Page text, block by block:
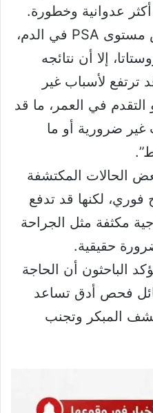
عدوانية وخطورة.
ويعتمد الفحص على قياس مستوى PSA في الدم،
إلا أن نتائجه
ترتفع لأسباب غير
التقدم في العمر، ما قد
غير ضرورية أو ما
الحالات المكتشفة
فوري، لكنها قد تدفع
مكثفة مثل الجراحة
حقيقية.
الباحثون أن الحاجة
فحص أدق تساعد
المبكر وتجنب